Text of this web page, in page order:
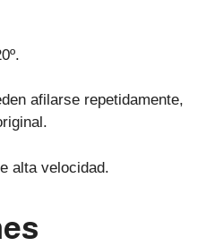
afilarse repetidamente,
alta velocidad.